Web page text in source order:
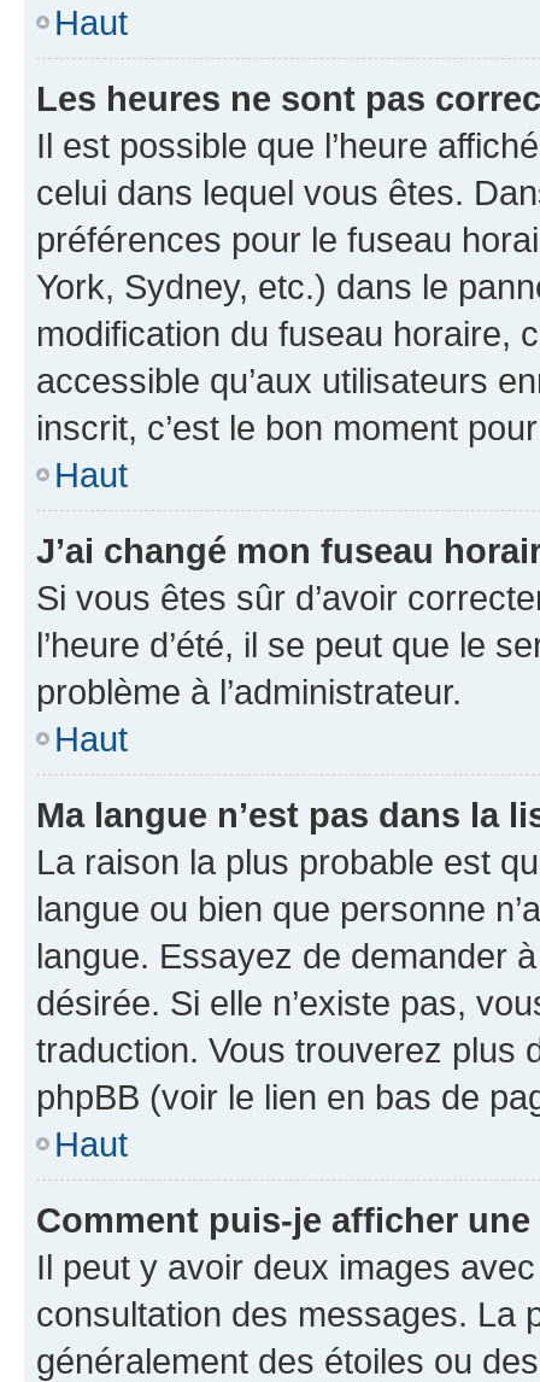
Haut
Les heures ne sont pas
Il est possible que l’heure
celui dans lequel vous êtes.
préférences pour le fuseau
York, Sydney, etc.) dans le
modification du fuseau horaire,
accessible qu’aux utilisateurs
inscrit, c’est le bon moment
Haut
J’ai changé mon fuseau
Si vous êtes sûr d’avoir
l’heure d’été, il se peut que le
problème à l’administrateur.
Haut
Ma langue n’est pas dans la
La raison la plus probable est
langue ou bien que personne
langue. Essayez de demander
désirée. Si elle n’existe pas,
traduction. Vous trouverez plus
phpBB (voir le lien en bas de
Haut
Comment puis-je afficher
Il peut y avoir deux images
consultation des messages. La
généralement des étoiles ou